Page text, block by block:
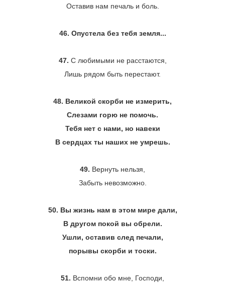
Оставив нам печаль и боль.
46. Опустела без тебя земля...
47. С любимыми не расстаются,
Лишь рядом быть перестают.
48. Великой скорби не измерить,
Слезами горю не помочь.
Тебя нет с нами, но навеки
В сердцах ты наших не умрешь.
49. Вернуть нельзя,
Забыть невозможно.
50. Вы жизнь нам в этом мире дали,
В другом покой вы обрели.
Ушли, оставив след печали,
порывы скорби и тоски.
51. Вспомни обо мне, Господи,